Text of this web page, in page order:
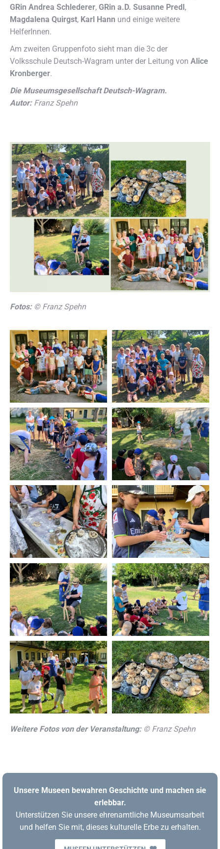
GRin Andrea Schlederer, GRin a.D. Susanne Predl,
Magdalena Quirgst, Karl Hann und einige weitere
HelferInnen.
Am zweiten Gruppenfoto sieht man die 3c der
Volksschule Deutsch-Wagram unter der Leitung von Alice
Kronberger.
Die Museumsgesellschaft Deutsch-Wagram.
Autor: Franz Spehn
Fotos:© Franz Spehn
Weitere Fotos von der Veranstaltung:© Franz Spehn
Unsere Museen bewahren Geschichte und machen sie
erlebbar.
Unterstützen Sie unsere ehrenamtliche Museumsarbeit
und helfen Sie mit, dieses kulturelle Erbe zu erhalten.